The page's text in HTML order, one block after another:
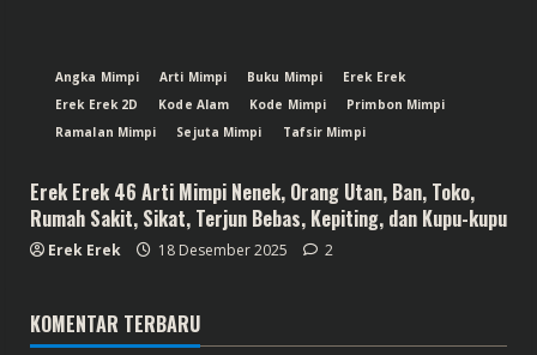
Angka Mimpi Arti Mimpi Buku Mimpi
Erek Erek
Erek Erek 2D
Kode Alam Kode Mimpi
Primbon Mimpi
Ramalan Mimpi
Sejuta Mimpi Tafsir Mimpi
Erek Erek 46 Arti Mimpi Nenek, Orang Utan, Ban, Toko,
Rumah Sakit, Sikat, Terjun Bebas, Kepiting, dan Kupu-kupu
Erek Erek 18 Desember 2025 2
KOMENTAR TERBARU